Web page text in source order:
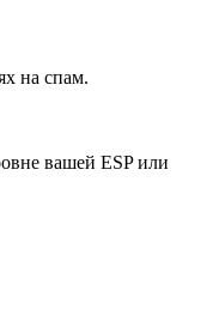
на спам.
вашей ESP или